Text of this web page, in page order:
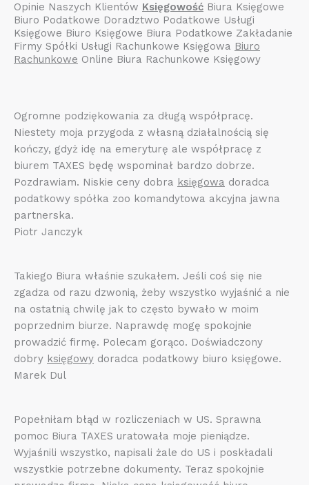
Opinie Naszych Klientów Księgowość Biura Księgowe
Biuro Podatkowe Doradztwo Podatkowe Usługi
Księgowe Biuro Księgowe Biura Podatkowe Zakładanie
Firmy Spółki Usługi Rachunkowe Księgowa Biuro
Rachunkowe Online Biura Rachunkowe Księgowy
Ogromne podziękowania za długą współpracę.
Niestety moja przygoda z własną działalnością się
kończy, gdyż idę na emeryturę ale współpracę z
biurem TAXES będę wspominał bardzo dobrze.
Pozdrawiam. Niskie ceny dobra księgowa doradca
podatkowy spółka zoo komandytowa akcyjna jawna
partnerska.
Piotr Janczyk
Takiego Biura właśnie szukałem. Jeśli coś się nie
zgadza od razu dzwonią, żeby wszystko wyjaśnić a nie
na ostatnią chwilę jak to często bywało w moim
poprzednim biurze. Naprawdę mogę spokojnie
prowadzić firmę. Polecam gorąco. Doświadczony
dobry księgowy doradca podatkowy biuro księgowe.
Marek Dul
Popełniłam błąd w rozliczeniach w US. Sprawna
pomoc Biura TAXES uratowała moje pieniądze.
Wyjaśnili wszystko, napisali żale do US i poskładali
wszystkie potrzebne dokumenty. Teraz spokojnie